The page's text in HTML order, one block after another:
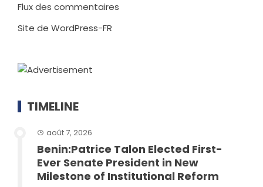
Flux des commentaires
Site de WordPress-FR
TIMELINE
août 7, 2026
Benin:Patrice Talon Elected First-
Ever Senate President in New
Milestone of Institutional Reform